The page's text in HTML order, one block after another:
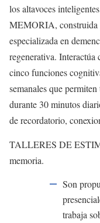
los altavoces
MEMORIA, construida
especializada en
regenerativa.
cinco funciones
semanales que
durante 30 minutos
de recordatorio,
TALLERES DE
memoria.
Son
trabaja